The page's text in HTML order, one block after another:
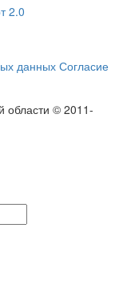
2.0
данных Согласие
области © 2011-